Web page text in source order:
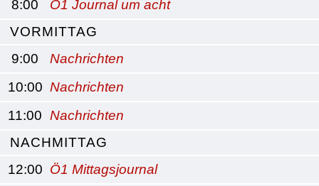
8:00
Ö1 Journal um acht
VORMITTAG
9:00
Nachrichten
10:00 Nachrichten
11:00 Nachrichten
NACHMITTAG
12:00 Ö1 Mittagsjournal